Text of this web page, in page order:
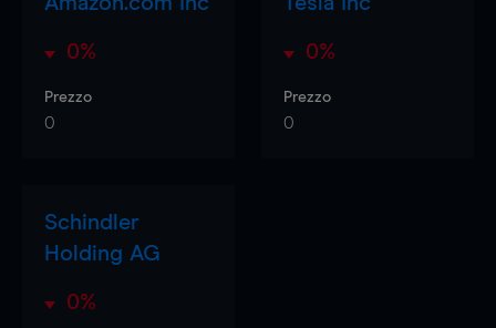
0%
Prezzo
0
0%
Prezzo
0
Schindler
Holding AG
0%